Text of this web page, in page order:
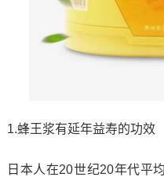
1.蜂王浆有延年益寿的功效
日本人在20世纪20年代平